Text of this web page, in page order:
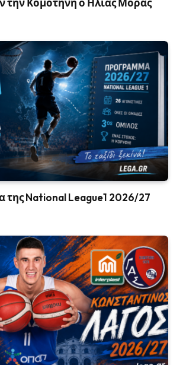
της National League1 2026/27